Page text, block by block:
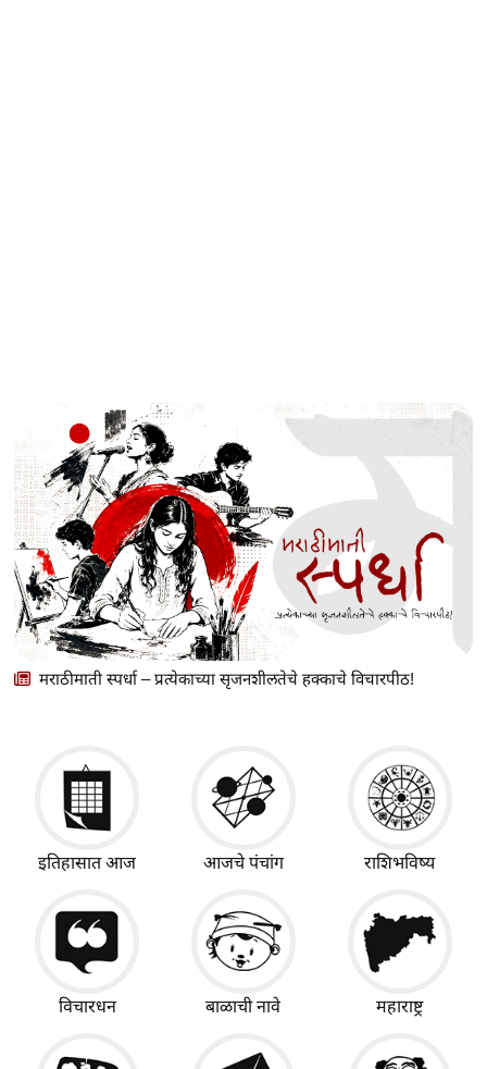
मराठीमाती स्पर्धा – प्रत्येकाच्या सृजनशीलतेचे हक्काचे विचारपीठ!
इतिहासात आज आजचे पंचांग राशिभविष्य
विचारधन बाळाची नावे महाराष्ट्र